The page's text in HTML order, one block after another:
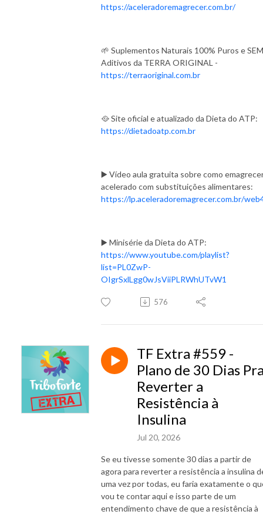
https://aceleradoremagrecer.com.br/
🌱 Suplementos Naturais 100% Puros e SEM
Aditivos da TERRA ORIGINAL -
https://terraoriginal.com.br
🥘 Site oficial e atualizado da Dieta do ATP:
https://dietadoatp.com.br
▶️ Vídeo aula gratuita sobre como
acelerado com substituições alimentares:
https://lp.aceleradoremagrecer.com.br/
▶️ Minisérie da Dieta do ATP:
https://www.youtube.com/playlist?
list=PL0ZwP-
OIgrSxlLgg0wJsViiPLRWhUTvW1
576
TF Extra #559 -
Plano de 30 Dias
Reverter a
Resistência à
Insulina
Jul 20, 2026
Se eu tivesse somente 30 dias a partir de
agora para reverter a resistência a insulina
uma vez por todas, eu faria exatamente o
vou te contar aqui e isso parte de um
entendimento chave de que a resistência à